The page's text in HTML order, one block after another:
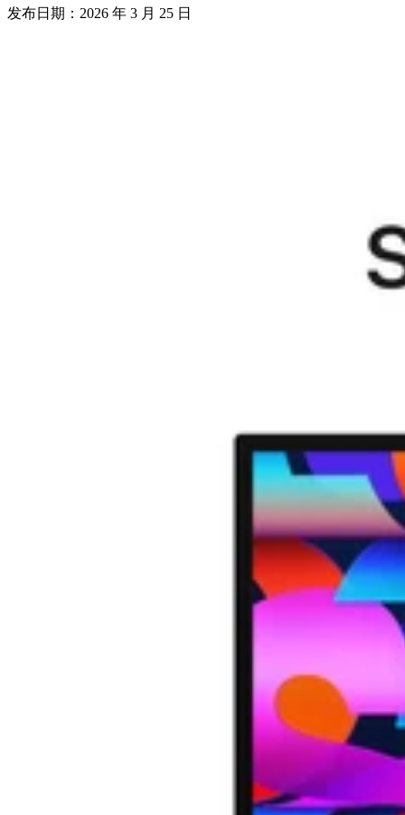
发布日期：2026 年 3 月 25 日